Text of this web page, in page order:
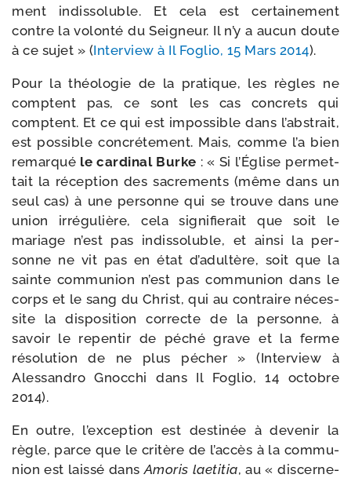
ment indis­so­luble. Et cela est cer­tai­ne­ment
contre la volon­té du Seigneur. Il n’y a aucun doute
à ce sujet » (Interview à Il Foglio, 15 Mars 2014).
Pour la théo­lo­gie de la pra­tique, les règles ne
comptent pas, ce sont les cas concrets qui
comptent. Et ce qui est impos­sible dans l’abs­trait,
est pos­sible concré­te­ment. Mais, comme l’a bien
remar­qué le car­di­nal Burke : « Si l’Église per­met­
tait la récep­tion des sacre­ments (même dans un
seul cas) à une per­sonne qui se trouve dans une
union irré­gu­lière, cela signi­fie­rait que soit le
mariage n’est pas indis­so­luble, et ain­si la per­
sonne ne vit pas en état d’a­dul­tère, soit que la
sainte com­mu­nion n’est pas com­mu­nion dans le
corps et le sang du Christ, qui au contraire néces­
site la dis­po­si­tion cor­recte de la per­sonne, à
savoir le repen­tir de péché grave et la ferme
réso­lu­tion de ne plus pécher » (Interview à
Alessandro Gnocchi dans Il Foglio, 14 octobre
2014).
En outre, l’ex­cep­tion est des­ti­née à deve­nir la
règle, parce que le cri­tère de l’ac­cès à la com­mu­
nion est lais­sé dansAmoris lae­ti­tia, au « dis­cer­ne­